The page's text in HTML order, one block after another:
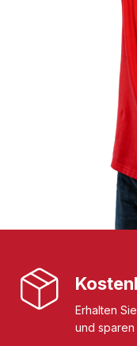
Erhalten
und